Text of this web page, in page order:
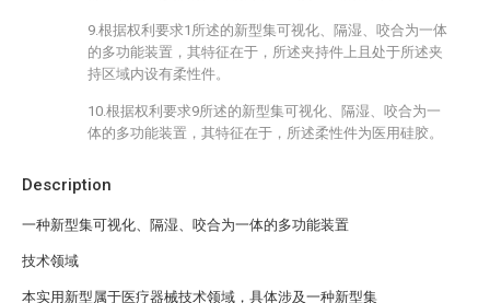
Description
一种新型集可视化、隔湿、咬合为一体的多功能装置
技术领域
本实用新型属于医疗器械技术领域，具体涉及一种新型集
9.根据权利要求1所述的新型集可视化、隔湿、咬合为一体
的多功能装置，其特征在于，所述夹持件上且处于所述夹
持区域内设有柔性件。
10.根据权利要求9所述的新型集可视化、隔湿、咬合为一
体的多功能装置，其特征在于，所述柔性件为医用硅胶。